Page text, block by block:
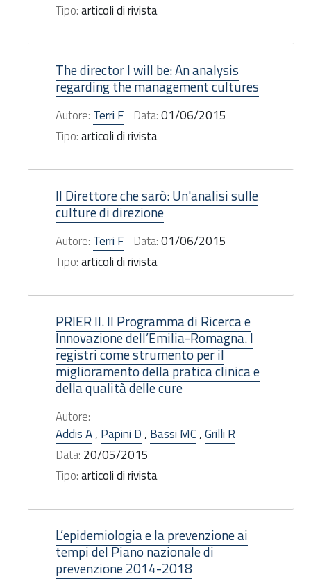
Tipo:articoli di rivista
The director I will be: An analysis
regarding the management cultures
Autore: Terri F Data:01/06/2015
Tipo:articoli di rivista
Il Direttore che sarò: Un'analisi sulle
culture di direzione
Autore: Terri F Data:01/06/2015
Tipo:articoli di rivista
PRIER II. Il Programma di Ricerca e
Innovazione dell’Emilia-Romagna. I
registri come strumento per il
miglioramento della pratica clinica e
della qualità delle cure
Autore:
Addis A, Papini D, Bassi MC,Grilli R
Data: 20/05/2015
Tipo:articoli di rivista
L’epidemiologia e la prevenzione ai
tempi del Piano nazionale di
prevenzione 2014-2018